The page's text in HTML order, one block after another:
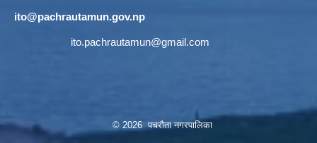
ito@pachrautamun.gov.np
ito.pachrautamun@gmail.com
© 2026 पचरौता नगरपालिका